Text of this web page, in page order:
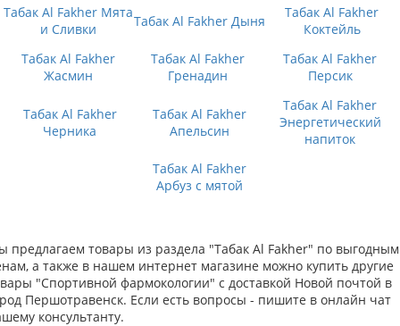
Табак Al Fakher Мята
и Сливки
Табак Al Fakher Дыня
Табак Al Fakher
Коктейль
Табак Al Fakher
Жасмин
Табак Al Fakher
Гренадин
Табак Al Fakher
Персик
Табак Al Fakher
Черника
Табак Al Fakher
Апельсин
Табак Al Fakher
Энергетический
напиток
Табак Al Fakher
Арбуз с мятой
предлагаем товары из раздела "Табак Al Fakher" по выгодным
а также в нашем интернет магазине можно купить другие
"Спортивной фармокологии" с доставкой Новой почтой в
Першотравенск. Если есть вопросы - пишите в онлайн чат
консультанту.